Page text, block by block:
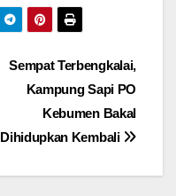
Sempat Terbengkalai,
Kampung Sapi PO
Kebumen Bakal
Dihidupkan Kembali